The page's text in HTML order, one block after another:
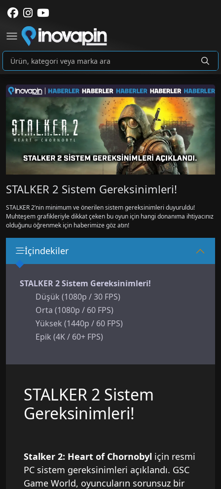
STALKER 2 Sistem Gereksinimleri!
STALKER 2’nin minimum ve önerilen sistem gereksinimleri duyuruldu!
Muhteşem grafikleriyle dikkat çeken bu oyun için hangi donanıma ihtiyacınız
olduğunu öğrenmek için haberimize göz atın!
İçindekiler
STALKER 2 Sistem Gereksinimleri!
Düşük (1080p / 30 FPS)
Orta (1080p / 60 FPS)
Yüksek (1440p / 60 FPS)
Epik (4K / 60+ FPS)
STALKER 2 Sistem
Gereksinimleri!
Stalker 2: Heart of Chornobyl için resmi
PC sistem gereksinimleri açıklandı. GSC
Game World, oyuncuların sorunsuz bir